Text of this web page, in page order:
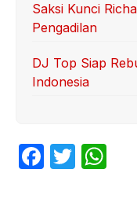
Saksi Kunci
Pengadilan
DJ Top Siap
Indonesia
F
T